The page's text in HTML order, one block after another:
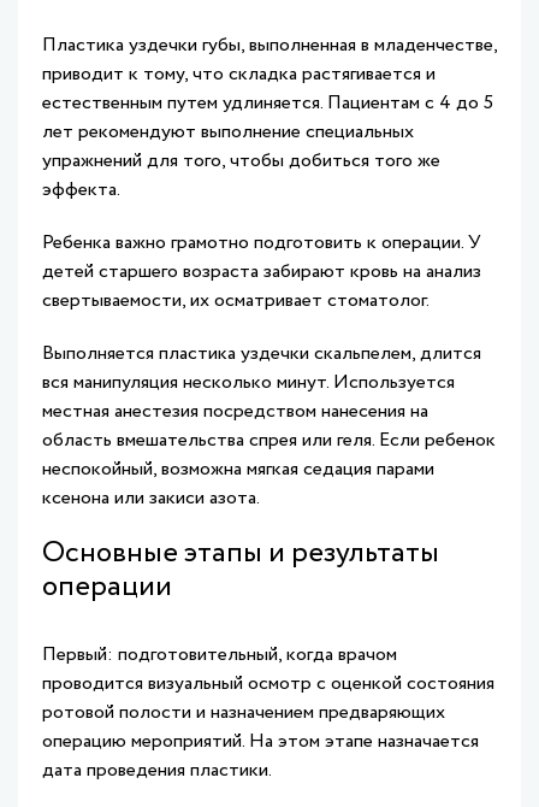
Пластика уздечки губы, выполненная в младенчестве,
приводит к тому, что складка растягивается и
естественным путем удлиняется. Пациентам с 4 до 5
лет рекомендуют выполнение специальных
упражнений для того, чтобы добиться того же
эффекта.
Ребенка важно грамотно подготовить к операции. У
детей старшего возраста забирают кровь на анализ
свертываемости, их осматривает стоматолог.
Выполняется пластика уздечки скальпелем, длится
вся манипуляция несколько минут. Используется
местная анестезия посредством нанесения на
область вмешательства спрея или геля. Если ребенок
неспокойный, возможна мягкая седация парами
ксенона или закиси азота.
Основные этапы и результаты
операции
Первый: подготовительный, когда врачом
проводится визуальный осмотр с оценкой состояния
ротовой полости и назначением предваряющих
операцию мероприятий. На этом этапе назначается
дата проведения пластики.